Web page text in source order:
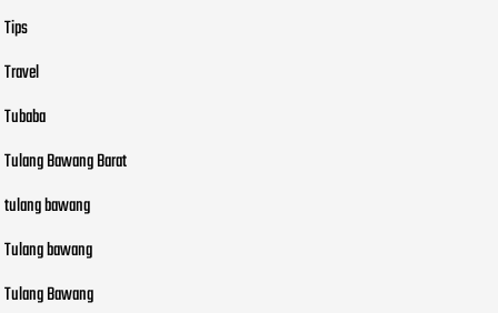
Tips
Travel
Tubaba
Tulang Bawang Barat
tulang bawang
Tulang bawang
Tulang Bawang